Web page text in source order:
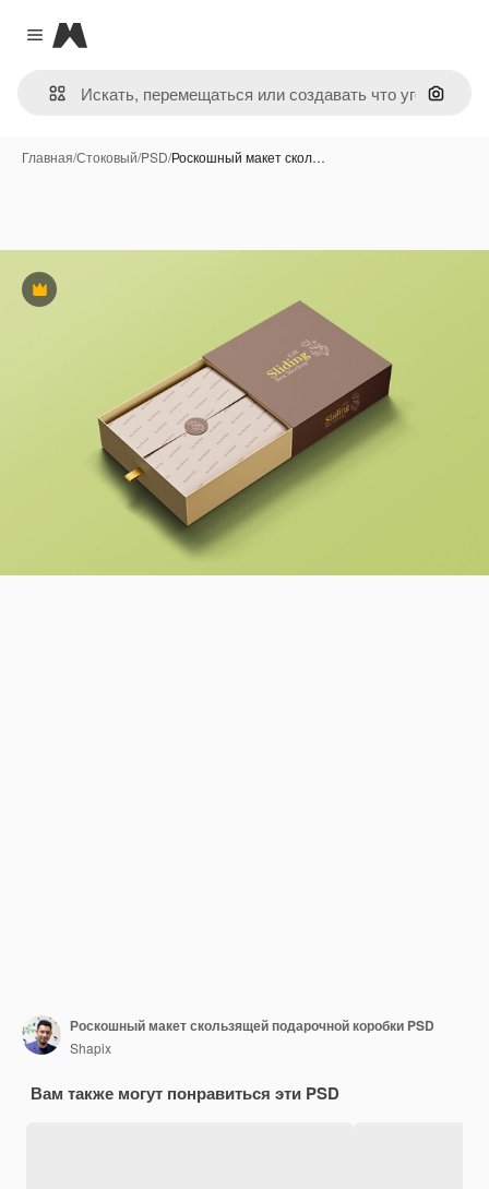
Close menu
Magnific
Поиск
Главная/Стоковый/PSD/Роскошный макет скол…
Премиум
Роскошный макет скользящей подарочной коробки PSD
Shapix
Вам также могут понравиться эти PSD